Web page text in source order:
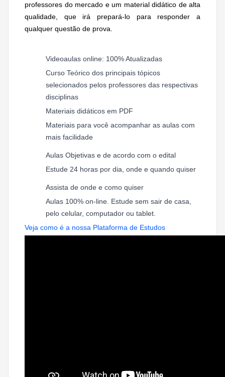
professores do mercado e um material didático de alta
qualidade, que irá prepará-lo para responder a
qualquer questão de prova.
Videoaulas online: 100% Atualizadas
Curso Teórico dos principais tópicos
selecionados pelos professores das respectivas
disciplinas
Materiais didáticos em PDF
Materiais para você acompanhar as aulas com
mais facilidade
Aulas Objetivas e de acordo com o edital
Estude 24 horas por dia, onde e quando quiser
Assista de onde e como quiser
Aulas 100% on-line. Estude sem sair de casa,
pelo celular, computador ou tablet.
Veja como é a nossa Plataforma de Estudos